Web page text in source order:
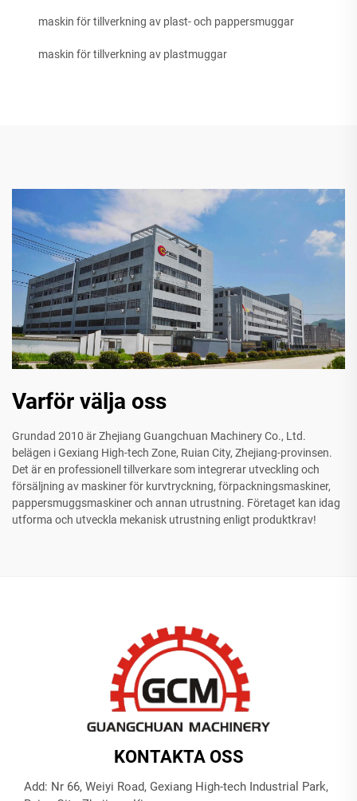
maskin för tillverkning av plast- och pappersmuggar
maskin för tillverkning av plastmuggar
Varför välja oss
Grundad 2010 är Zhejiang Guangchuan Machinery Co., Ltd.
belägen i Gexiang High-tech Zone, Ruian City, Zhejiang-provinsen.
Det är en professionell tillverkare som integrerar utveckling och
försäljning av maskiner för kurvtryckning, förpackningsmaskiner,
pappersmuggsmaskiner och annan utrustning. Företaget kan idag
utforma och utveckla mekanisk utrustning enligt produktkrav!
KONTAKTA OSS
Add: Nr 66, Weiyi Road, Gexiang High-tech Industrial Park,